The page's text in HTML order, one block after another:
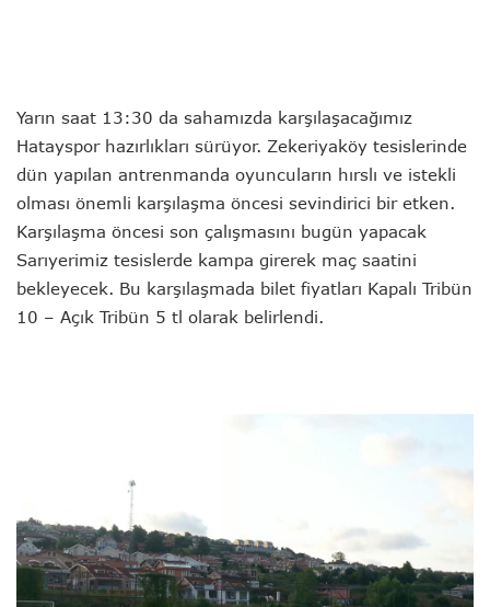
Yarın saat 13:30 da sahamızda karşılaşacağımız
Hatayspor hazırlıkları sürüyor. Zekeriyaköy tesislerinde
dün yapılan antrenmanda oyuncuların hırslı ve istekli
olması önemli karşılaşma öncesi sevindirici bir etken.
Karşılaşma öncesi son çalışmasını bugün yapacak
Sarıyerimiz tesislerde kampa girerek maç saatini
bekleyecek. Bu karşılaşmada bilet fiyatları Kapalı Tribün
10 – Açık Tribün 5 tl olarak belirlendi.